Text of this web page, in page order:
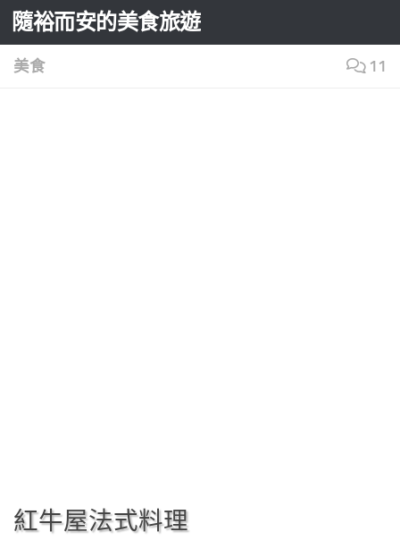
Skip to content
隨裕而安的美食旅遊
美食 11
紅牛屋法式料理